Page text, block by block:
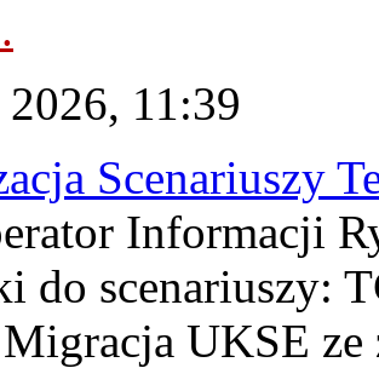
11:39
Scenariuszy
Informacji
do scenariuszy:
UKSE